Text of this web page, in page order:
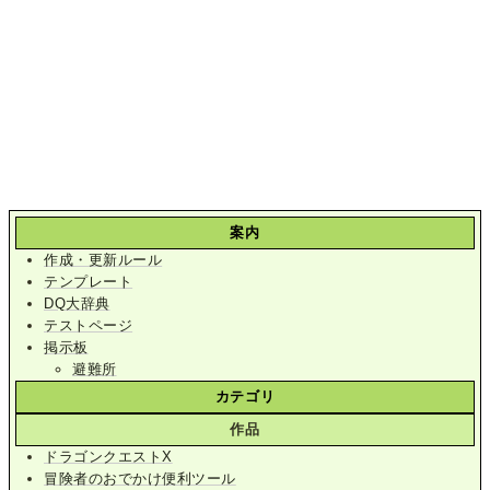
案内
作成・更新ルール
テンプレート
DQ大辞典
テストページ
掲示板
避難所
カテゴリ
作品
ドラゴンクエストX
冒険者のおでかけ便利ツール